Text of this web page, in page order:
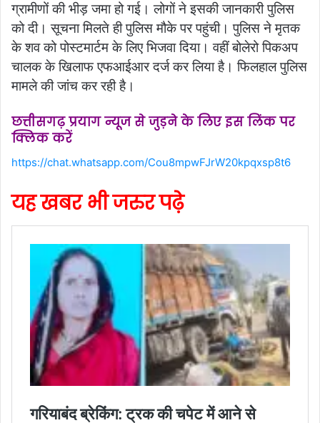
ग्रामीणों की भीड़ जमा हो गई। लोगों ने इसकी जानकारी पुलिस
को दी। सूचना मिलते ही पुलिस मौके पर पहुंची। पुलिस ने मृतक
के शव को पोस्टमार्टम के लिए भिजवा दिया। वहीं बोलेरो पिकअप
चालक के खिलाफ एफआईआर दर्ज कर लिया है। फिलहाल पुलिस
मामले की जांच कर रही है।
छत्तीसगढ़ प्रयाग न्यूज से जुड़ने के लिए इस लिंक पर
क्लिक करें
https://chat.whatsapp.com/Cou8mpwFJrW20kpqxsp8t6
यह खबर भी जरुर पढ़े